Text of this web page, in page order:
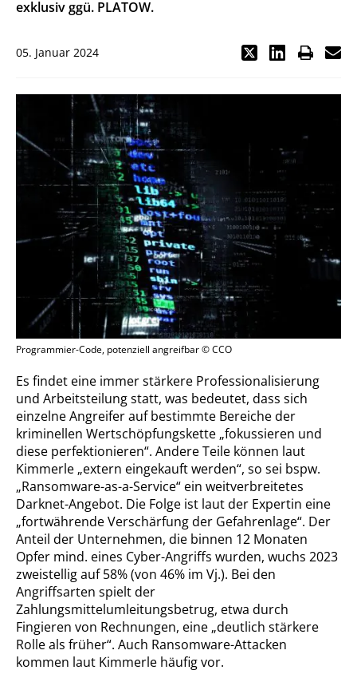
exklusiv ggü. PLATOW.
05. Januar 2024
Programmier-Code, potenziell angreifbar © CCO
Es findet eine immer stärkere Professionalisierung
und Arbeitsteilung statt, was bedeutet, dass sich
einzelne Angreifer auf bestimmte Bereiche der
kriminellen Wertschöpfungskette „fokussieren und
diese perfektionieren“. Andere Teile können laut
Kimmerle „extern eingekauft werden“, so sei bspw.
„Ransomware-as-a-Service“ ein weitverbreitetes
Darknet-Angebot. Die Folge ist laut der Expertin eine
„fortwährende Verschärfung der Gefahrenlage“. Der
Anteil der Unternehmen, die binnen 12 Monaten
Opfer mind. eines Cyber-Angriffs wurden, wuchs 2023
zweistellig auf 58% (von 46% im Vj.). Bei den
Angriffsarten spielt der
Zahlungsmittelumleitungsbetrug, etwa durch
Fingieren von Rechnungen, eine „deutlich stärkere
Rolle als früher“. Auch Ransomware-Attacken
kommen laut Kimmerle häufig vor.